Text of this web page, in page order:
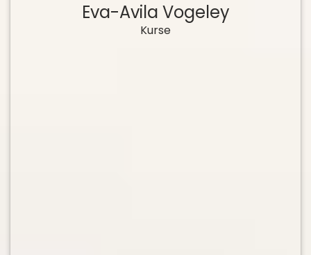
Eva-Avila Vogeley
Kurse